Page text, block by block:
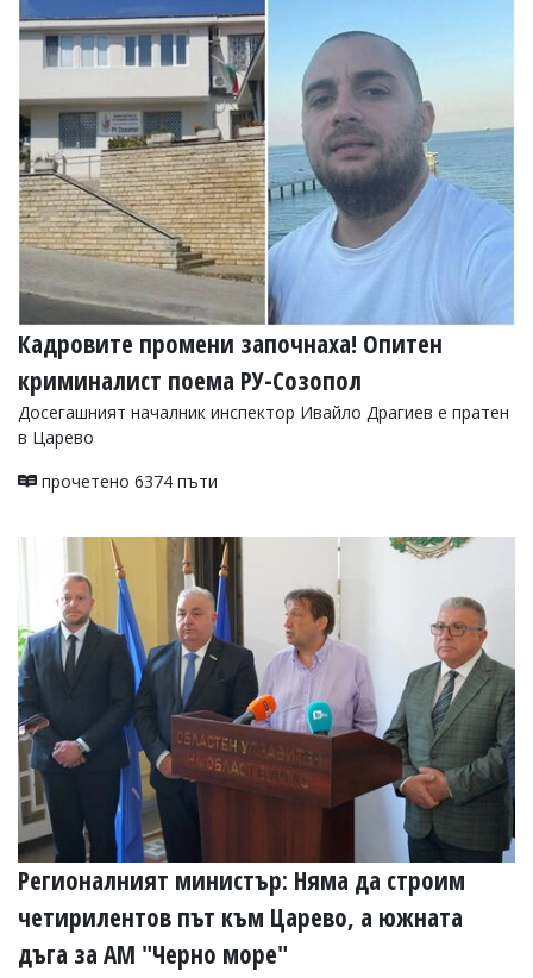
СПОРТ
БИЗНЕС
ЮГ
Управители:
Веселин
Василев,
v.vasilev@flagman.bg
Катя
Касабова,
k.kassabova@flagman.bg
Главен
редактор:
Иван
Колев,
email:
статиите
се
въвеждат
от
читателите
и
редакцията
не
носи
отговорност
за
тях!
Ако
откриете
за
коментар,
Кадровите промени започнаха! Опитен
криминалист поема РУ-Созопол
Досегашният началник инспектор Ивайло Драгиев е пратен
в Царево
прочетено 6374 пъти
Регионалният министър: Няма да строим
четирилентов път към Царево, а южната
дъга за АМ "Черно море"